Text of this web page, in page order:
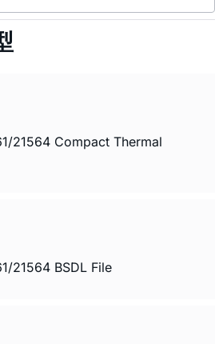
21564 Compact Thermal
21564 BSDL File